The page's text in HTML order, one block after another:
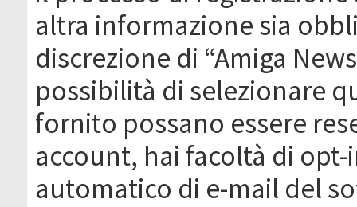
altra informazione sia
discrezione di “Amiga
possibilità di selezionare
fornito possano essere
account, hai facoltà di
automatico di e-mail del